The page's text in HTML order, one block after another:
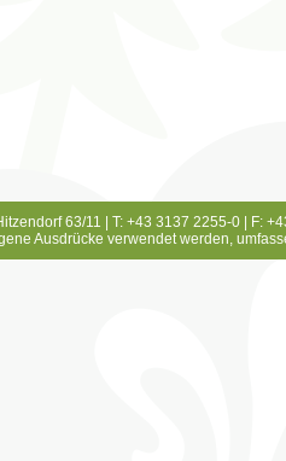
63/11 | T: +43 3137 2255-0 | F:
Ausdrücke verwendet werden,